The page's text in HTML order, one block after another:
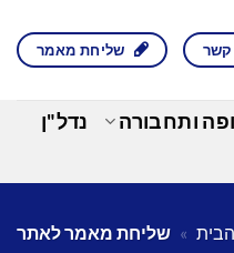
קשר שליחת מאמר
ותחבורה
נדל"ן
» שליחת מאמר לאתר